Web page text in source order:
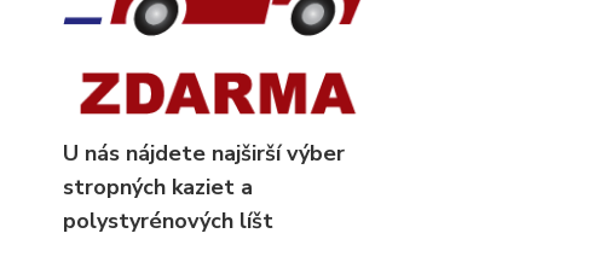
U nás nájdete najširší výber
stropných kaziet a
polystyrénových líšt